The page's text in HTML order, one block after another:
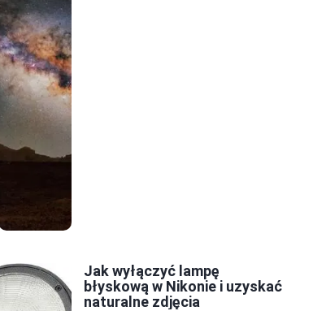
Jak wyłączyć lampę
błyskową w Nikonie i uzyskać
naturalne zdjęcia